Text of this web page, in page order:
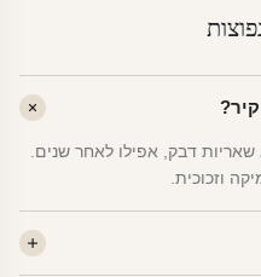
שאריות דבק, אפילו לאחר שנים.
וזכוכית.